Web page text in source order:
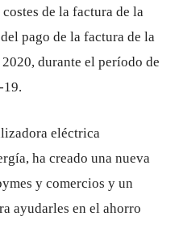
de la factura de la
pago de la factura de la
durante el período de
19.
eléctrica
ha creado una nueva
y comercios y un
ayudarles en el ahorro